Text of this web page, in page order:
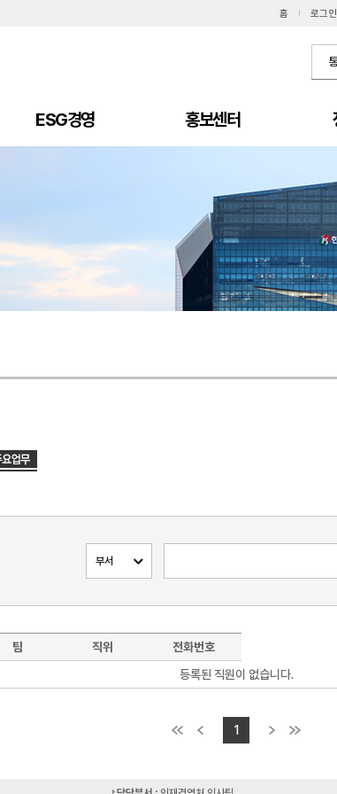
홈 I 로그인
ESG경영 홍보센터
팀 직위
전화번호
등록된 직원이 없습니다.
1